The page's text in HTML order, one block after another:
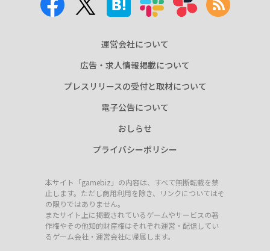
運営会社について
広告・求人情報掲載について
プレスリリースの受付と取材について
電子公告について
おしらせ
プライバシーポリシー
本サイト「gamebiz」の内容は、すべて無断転載を禁
止します。ただし商用利用を除き、リンクについてはそ
の限りではありません。
またサイト上に掲載されているゲームやサービスの著
作権やその他知的財産権はそれぞれ運営・配信してい
るゲーム会社・運営会社に帰属します。